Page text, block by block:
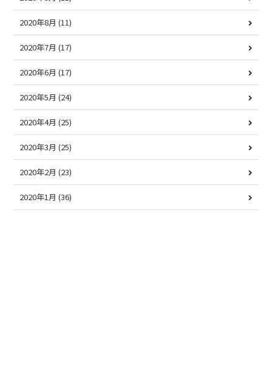
2020年8月 (11)
2020年7月 (17)
2020年6月 (17)
2020年5月 (24)
2020年4月 (25)
2020年3月 (25)
2020年2月 (23)
2020年1月 (36)